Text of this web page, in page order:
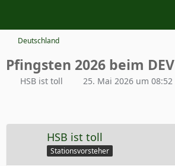
Deutschland
Pfingsten 2026 beim DEV
HSB ist toll 25. Mai 2026 um 08:52
HSB ist toll
Stationsvorsteher